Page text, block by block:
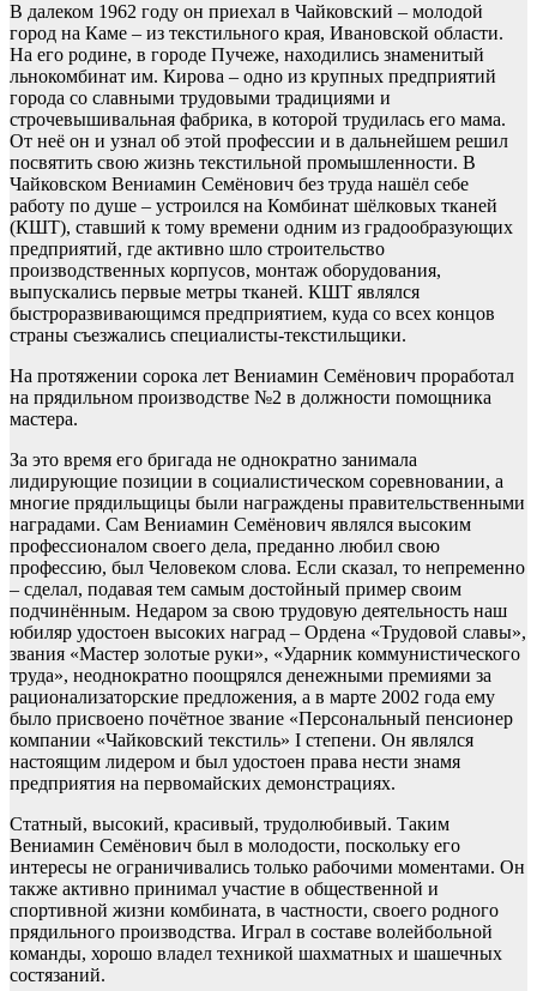
В далеком 1962 году он приехал в Чайковский – молодой
город на Каме – из текстильного края, Ивановской области.
На его родине, в городе Пучеже, находились знаменитый
льнокомбинат им. Кирова – одно из крупных предприятий
города со славными трудовыми традициями и
строчевышивальная фабрика, в которой трудилась его мама.
От неё он и узнал об этой профессии и в дальнейшем решил
посвятить свою жизнь текстильной промышленности. В
Чайковском Вениамин Семёнович без труда нашёл себе
работу по душе – устроился на Комбинат шёлковых тканей
(КШТ), ставший к тому времени одним из градообразующих
предприятий, где активно шло строительство
производственных корпусов, монтаж оборудования,
выпускались первые метры тканей. КШТ являлся
быстроразвивающимся предприятием, куда со всех концов
страны съезжались специалисты-текстильщики.
На протяжении сорока лет Вениамин Семёнович проработал
на прядильном производстве №2 в должности помощника
мастера.
За это время его бригада не однократно занимала
лидирующие позиции в социалистическом соревновании, а
многие прядильщицы были награждены правительственными
наградами. Сам Вениамин Семёнович являлся высоким
профессионалом своего дела, преданно любил свою
профессию, был Человеком слова. Если сказал, то непременно
– сделал, подавая тем самым достойный пример своим
подчинённым. Недаром за свою трудовую деятельность наш
юбиляр удостоен высоких наград – Ордена «Трудовой славы»,
звания «Мастер золотые руки», «Ударник коммунистического
труда», неоднократно поощрялся денежными премиями за
рационализаторские предложения, а в марте 2002 года ему
было присвоено почётное звание «Персональный пенсионер
компании «Чайковский текстиль» I степени. Он являлся
настоящим лидером и был удостоен права нести знамя
предприятия на первомайских демонстрациях.
Статный, высокий, красивый, трудолюбивый. Таким
Вениамин Семёнович был в молодости, поскольку его
интересы не ограничивались только рабочими моментами. Он
также активно принимал участие в общественной и
спортивной жизни комбината, в частности, своего родного
прядильного производства. Играл в составе волейбольной
команды, хорошо владел техникой шахматных и шашечных
состязаний.